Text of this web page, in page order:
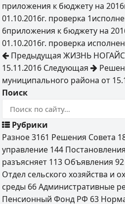
приложения к бюджету на
01.10.2016г. проверка
6приложения к бюджету на
01.10.2016г. проверка
Предыдущая ЖИЗНЬ
15.11.2016 Следующая
муниципального района от
Поиск
Рубрики
Разное3161 Решения Совета
управление 144 Постановления
разъясняет 113 Объявления92
Отдел сельского хозяйства и
среды 66 Административные
Пенсионный Фонд РФ 63